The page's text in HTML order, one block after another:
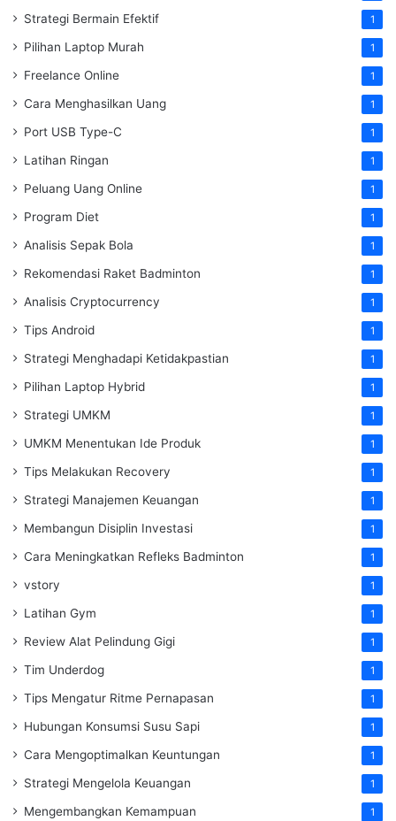
Strategi Bermain Efektif 1
Pilihan Laptop Murah 1
Freelance Online 1
Cara Menghasilkan Uang 1
Port USB Type-C 1
Latihan Ringan 1
Peluang Uang Online 1
Program Diet 1
Analisis Sepak Bola 1
Rekomendasi Raket Badminton 1
Analisis Cryptocurrency 1
Tips Android 1
Strategi Menghadapi Ketidakpastian 1
Pilihan Laptop Hybrid 1
Strategi UMKM 1
UMKM Menentukan Ide Produk 1
Tips Melakukan Recovery 1
Strategi Manajemen Keuangan 1
Membangun Disiplin Investasi 1
Cara Meningkatkan Refleks Badminton 1
vstory 1
Latihan Gym 1
Review Alat Pelindung Gigi 1
Tim Underdog 1
Tips Mengatur Ritme Pernapasan 1
Hubungan Konsumsi Susu Sapi 1
Cara Mengoptimalkan Keuntungan 1
Strategi Mengelola Keuangan 1
Mengembangkan Kemampuan 1